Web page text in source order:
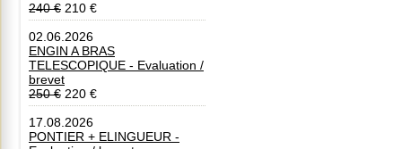
240 € 210 €
02.06.2026
ENGIN A BRAS
TELESCOPIQUE - Evaluation /
brevet
250 € 220 €
17.08.2026
PONTIER + ELINGUEUR -